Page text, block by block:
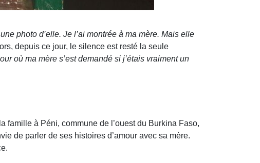
photo d’elle. Je l’ai montrée à ma mère. Mais elle
depuis ce jour, le silence est resté la seule
où ma mère s’est demandé si j’étais vraiment un
famille à Péni, commune de l’ouest du Burkina Faso,
de parler de ses histoires d’amour avec sa mère.